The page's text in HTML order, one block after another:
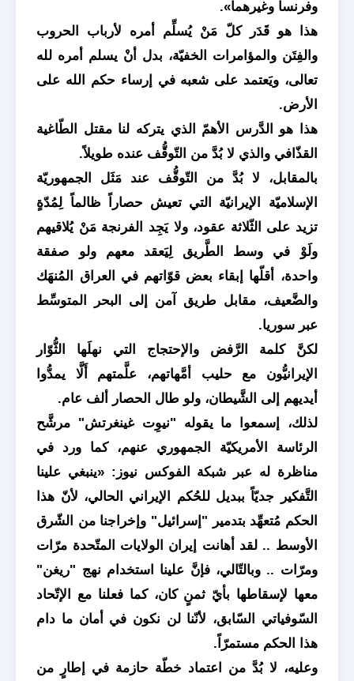
وفرنسا وغيرهما».
هذا هو قَدَر كلّ مَنْ يُسلِّم أمره لأرباب الحروب
والفِتَن والمؤامرات الخفيّة، بدل أنْ يسلم أمره لله
تعالى، ويَعتمد على شعبه في إرساء حكم الله على
الأرض.
هذا هو الدَّرس الأهمّ الذي يتركه لنا مقتل الطّاغية
القذّافي والذي لا بُدَّ من التّوقُّف عنده طويلاً.
بالمقابل، لا بُدَّ من التّوقُّف عند مَثَل الجمهوريّة
الإسلاميّة الإيرانيّة التي تعيش حصاراً ظالماً لِمُدّةٍ
تزيد على الثّلاثة عقود، ولا يَجِد الفرنجة مَنْ يُلاقيهم
ولَوْ في وسط الطَّريق لِيَعقد معهم ولو صفقة
واحدة، أقلّها إبقاء بعض قوّاتهم في العراق المُنهَك
والضَّعيف، مقابل طريق آمن إلى البحر المتوسِّط
عبر سوريا.
لكنَّ كلمة الرَّفض والإحتجاج التي نهلَها الثُّوّار
الإيرانيُّون مع حليب أمَّهاتهم، علَّمتهم أَلَّا يمدُّوا
أيديهم إلى الشَّيطان، ولو طال الحصار ألف عام.
لذلك، إسمعوا ما يقوله "نيوِت غينغرتش" مرشَّح
الرئاسة الأمريكيّة الجمهوري عنهم، كما ورد في
مناظرة له عبر شبكة الفوكس نيوز: «ينبغي علينا
التَّفكير جديّاً ببديل للحُكم الإيراني الحالي، لأنّ هذا
الحكم مُتعهِّد بتدمير "إسرائيل" وإخراجنا من الشّرق
الأوسط .. لقد أهانت إيران الولايات المتّحدة مرّات
ومرّات .. وبالتّالي، فإنَّ علينا استخدام نهج "ريغن"
معها لإسقاطها بأيّ ثمنٍ كان، كما فعلنا مع الإتّحاد
السّوفياتي السّابق، لأنّنا لن نكون في أمان ما دام
هذا الحكم مستمرّاً.
وعليه، لا بُدَّ من اعتماد خطّة حازمة في إطارٍ من